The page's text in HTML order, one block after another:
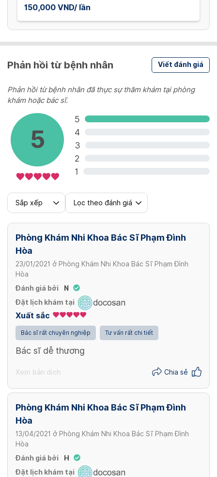
150,000 VND/ lần
Phản hồi từ bệnh nhân Viết đánh giá
Phản hồi từ bệnh nhân đã thực sự thăm khám tại phòng
khám hoặc bác sĩ.
5
5
4
3
2
1
Sắp xếp Lọc theo đánh giá
Phòng Khám Nhi Khoa Bác Sĩ Phạm Đình
Hòa
23/01/2021 ở Phòng Khám Nhi Khoa Bác Sĩ Phạm Đình
Hòa
Đánh giá bởi
N
Đặt lịch khám tại
Xuất sắc
Bác sĩ rất chuyên nghiệp Tư vấn rất chi tiết
Bác sĩ dễ thương
Xem bản dịch Chia sẻ
Phòng Khám Nhi Khoa Bác Sĩ Phạm Đình
Hòa
13/04/2021 ở Phòng Khám Nhi Khoa Bác Sĩ Phạm Đình
Hòa
Đánh giá bởi
H
Đặt lịch khám tại